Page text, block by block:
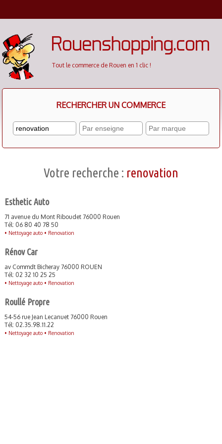
Tout le commerce de Rouen en 1 clic !
RECHERCHER UN COMMERCE
Votre recherche : renovation
Esthetic Auto
71 avenue du Mont Riboudet 76000 Rouen
Tél: 06 80 40 78 50
• Nettoyage auto • Renovation
Rénov Car
av Commdt Bicheray 76000 ROUEN
Tél: 02 32 10 25 25
• Nettoyage auto • Renovation
Roullé Propre
54-56 rue Jean Lecanuet 76000 Rouen
Tél: 02.35.98.11.22
• Nettoyage auto • Renovation